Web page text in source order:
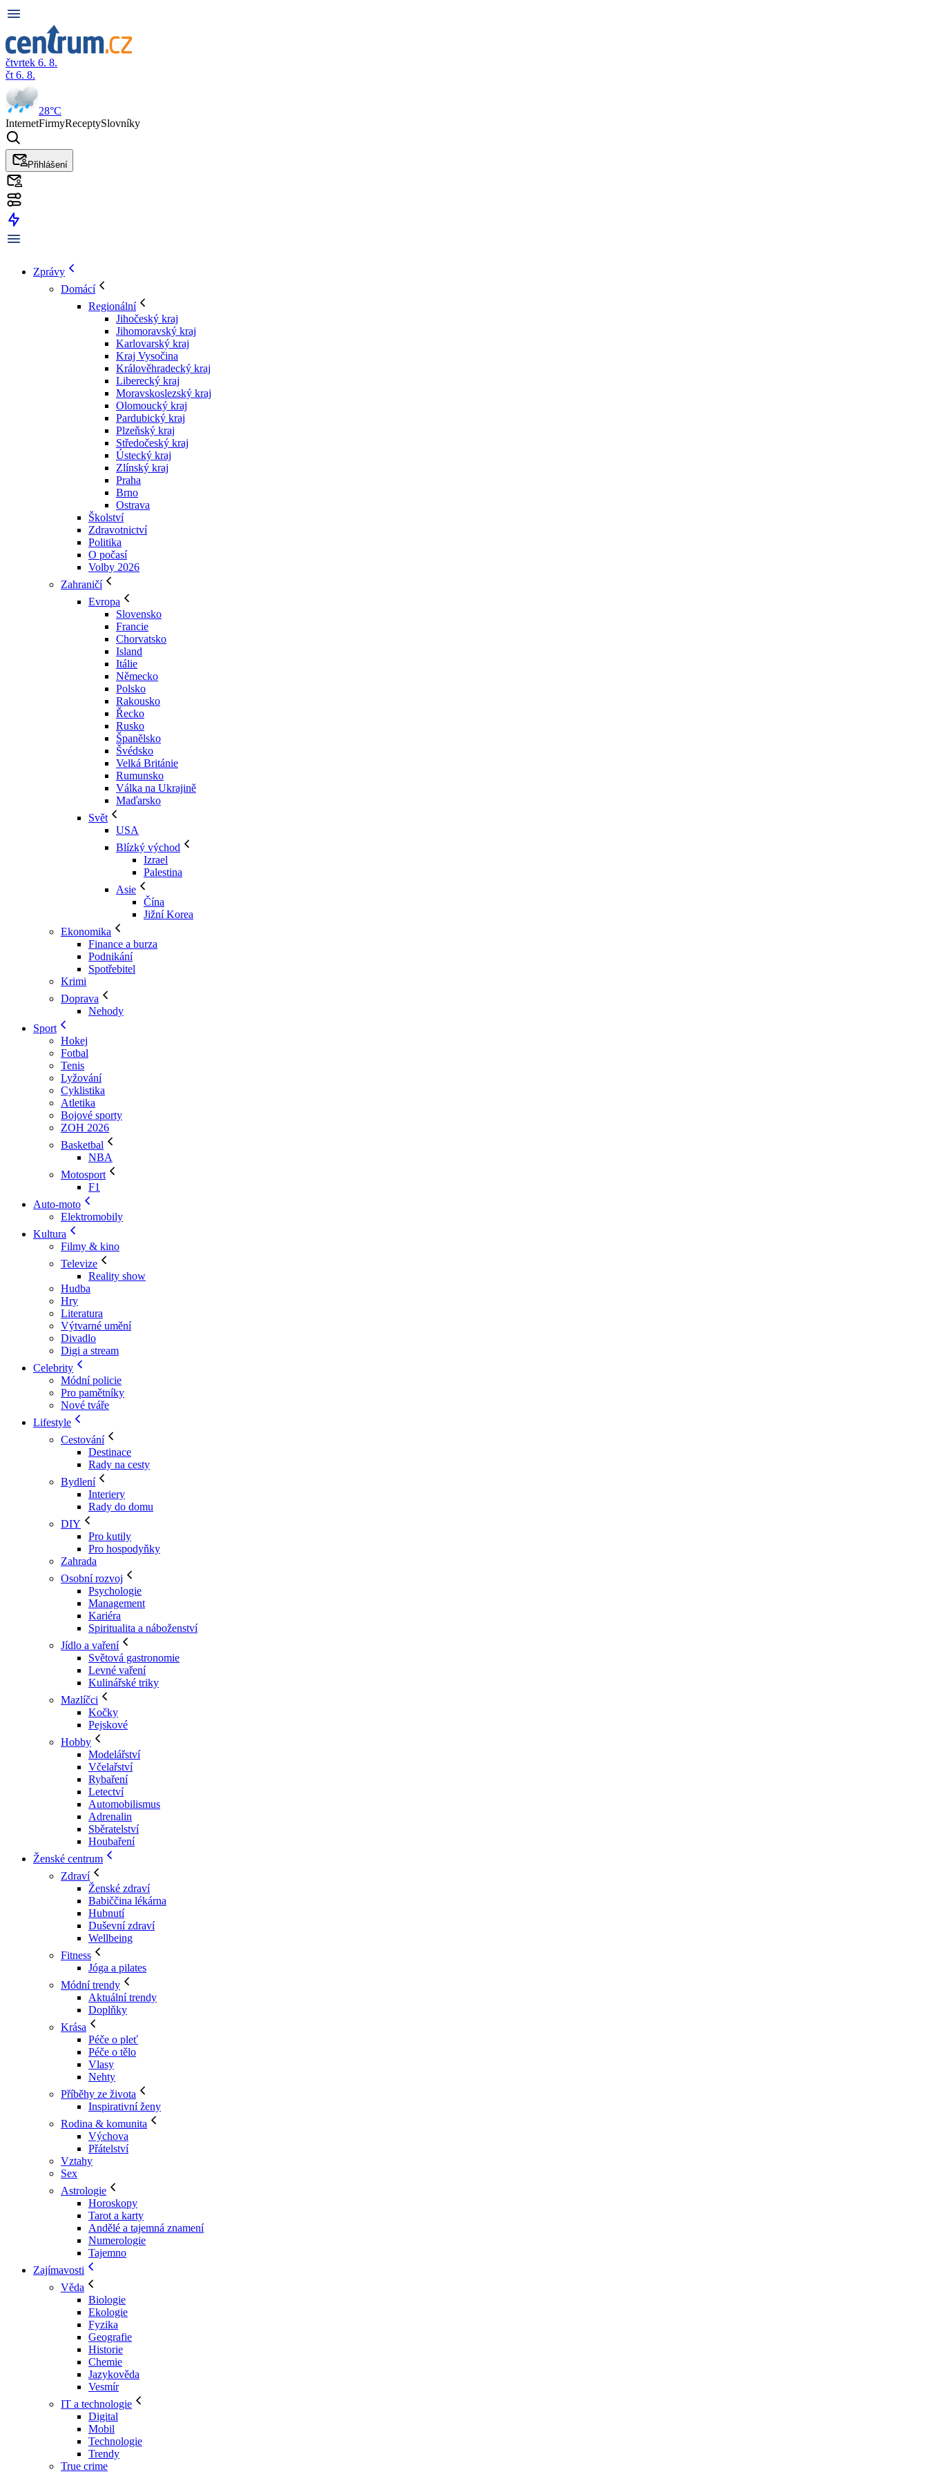
čtvrtek 6. 8.
čt 6. 8.
28°C
InternetFirmyReceptySlovníky
Přihlášení
Zprávy
Domácí
Regionální
Jihočeský kraj
Jihomoravský kraj
Karlovarský kraj
Kraj Vysočina
Králověhradecký kraj
Liberecký kraj
Moravskoslezský kraj
Olomoucký kraj
Pardubický kraj
Plzeňský kraj
Středočeský kraj
Ústecký kraj
Zlínský kraj
Praha
Brno
Ostrava
Školství
Zdravotnictví
Politika
O počasí
Volby 2026
Zahraničí
Evropa
Slovensko
Francie
Chorvatsko
Island
Itálie
Německo
Polsko
Rakousko
Řecko
Rusko
Španělsko
Švédsko
Velká Británie
Rumunsko
Válka na Ukrajině
Maďarsko
Svět
USA
Blízký východ
Izrael
Palestina
Asie
Čína
Jižní Korea
Ekonomika
Finance a burza
Podnikání
Spotřebitel
Krimi
Doprava
Nehody
Sport
Hokej
Fotbal
Tenis
Lyžování
Cyklistika
Atletika
Bojové sporty
ZOH 2026
Basketbal
NBA
Motosport
F1
Auto-moto
Elektromobily
Kultura
Filmy & kino
Televize
Reality show
Hudba
Hry
Literatura
Výtvarné umění
Divadlo
Digi a stream
Celebrity
Módní policie
Pro pamětníky
Nové tváře
Lifestyle
Cestování
Destinace
Rady na cesty
Bydlení
Interiery
Rady do domu
DIY
Pro kutily
Pro hospodyňky
Zahrada
Osobní rozvoj
Psychologie
Management
Kariéra
Spiritualita a náboženství
Jídlo a vaření
Světová gastronomie
Levné vaření
Kulinářské triky
Mazlíčci
Kočky
Pejskové
Hobby
Modelářství
Včelařství
Rybaření
Letectví
Automobilismus
Adrenalin
Sběratelství
Houbaření
Ženské centrum
Zdraví
Ženské zdraví
Babiččina lékárna
Hubnutí
Duševní zdraví
Wellbeing
Fitness
Jóga a pilates
Módní trendy
Aktuální trendy
Doplňky
Krása
Péče o pleť
Péče o tělo
Vlasy
Nehty
Příběhy ze života
Inspirativní ženy
Rodina & komunita
Výchova
Přátelství
Vztahy
Sex
Astrologie
Horoskopy
Tarot a karty
Andělé a tajemná znamení
Numerologie
Tajemno
Zajímavosti
Věda
Biologie
Ekologie
Fyzika
Geografie
Historie
Chemie
Jazykověda
Vesmír
IT a technologie
Digital
Mobil
Technologie
Trendy
True crime